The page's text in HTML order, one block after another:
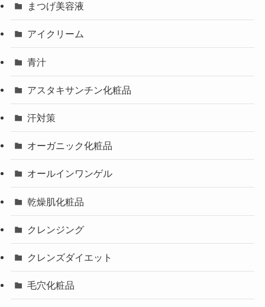
まつげ美容液
アイクリーム
青汁
アスタキサンチン化粧品
汗対策
オーガニック化粧品
オールインワンゲル
乾燥肌化粧品
クレンジング
クレンズダイエット
毛穴化粧品